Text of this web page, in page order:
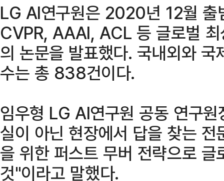
LG AI연구원은 2020년 12월
CVPR, AAAI, ACL 등 글로벌
의 논문을 발표했다. 국내외와
수는 총 838건이다.
임우형 LG AI연구원 공동 연구
실이 아닌 현장에서 답을 찾는
을 위한 퍼스트 무버 전략으로
것"이라고 말했다.